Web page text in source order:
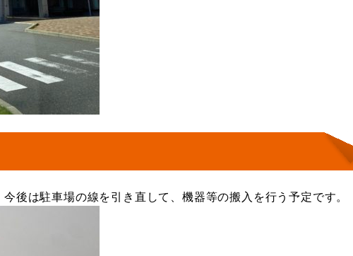
後は駐車場の線を引き直して、機器等の搬入を行う予定です。